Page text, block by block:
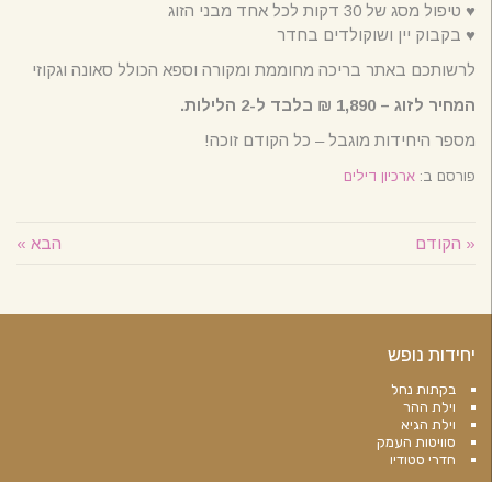
♥ טיפול מסג של 30 דקות לכל אחד מבני הזוג
♥ בקבוק יין ושוקולדים בחדר
לרשותכם באתר בריכה מחוממת ומקורה וספא הכולל סאונה וגקוזי
המחיר לזוג – 1,890 ₪ בלבד ל-2 הלילות.
מספר היחידות מוגבל – כל הקודם זוכה!
פורסם ב: ארכיון דילים
« הקודם הבא »
יחידות נופש
בקתות נחל
וילת ההר
וילת הגיא
סוויטות העמק
חדרי סטודיו